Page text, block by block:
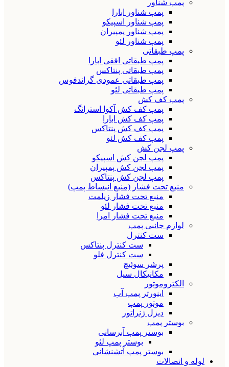
پمپ شناور
پمپ شناور ابارا
پمپ شناور اسپیکو
پمپ شناور پمپیران
پمپ شناور لئو
پمپ طبقاتی
پمپ طبقاتی افقی ابارا
پمپ طبقاتی پنتاکس
پمپ طبقاتی عمودی گراندفوس
پمپ طبقاتی لئو
پمپ کف کش
پمپ کف کش آکوا استرانگ
پمپ کف کش ابارا
پمپ کف کش پنتاکس
پمپ کف کش لئو
پمپ لجن کش
پمپ لجن کش اسپیکو
پمپ لجن کش پمپیران
پمپ لجن کش پنتاکس
منبع تحت فشار (منبع انبساط پمپ)
منبع تحت فشار زیلمت
منبع تحت فشار لئو
منبع تحت فشار امرا
لوازم جانبی پمپ
ست کنترل
ست کنترل پنتاکس
ست کنترل فلو
پرشر سوئیچ
مکانیکال سیل
الکتروموتور
اینورتر پمپ آب
موتور پمپ
دیزل ژنراتور
بوستر پمپ
بوستر پمپ آبرسانی
بوستر پمپ لئو
بوستر پمپ آتشنشانی
لوله و اتصالات